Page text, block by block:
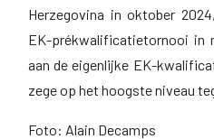
Herzegovina in oktober
EK-prékwalificatietornooi in
aan de eigenlijke EK-
zege op het hoogste niveau
Foto: Alain Decamps